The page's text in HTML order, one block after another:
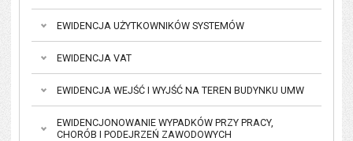
EWIDENCJA UŻYTKOWNIKÓW SYSTEMÓW
EWIDENCJA VAT
EWIDENCJA WEJŚĆ I WYJŚĆ NA TEREN BUDYNKU UMW
EWIDENCJONOWANIE WYPADKÓW PRZY PRACY,
CHORÓB I PODEJRZEŃ ZAWODOWYCH